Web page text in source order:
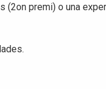
premi) o una